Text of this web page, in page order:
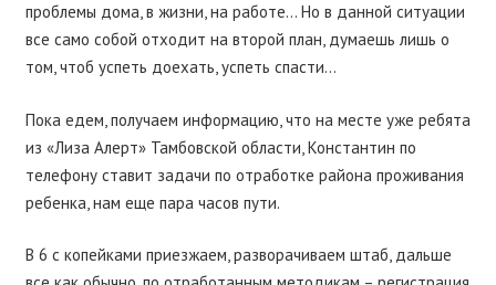
проблемы дома, в жизни, на работе… Но в данной ситуации
все само собой отходит на второй план, думаешь лишь о
том, чтоб успеть доехать, успеть спасти…
Пока едем, получаем информацию, что на месте уже ребята
из «Лиза Алерт» Тамбовской области, Константин по
телефону ставит задачи по отработке района проживания
ребенка, нам еще пара часов пути.
В 6 с копейками приезжаем, разворачиваем штаб, дальше